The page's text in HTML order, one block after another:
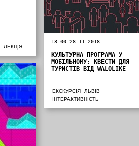
ЛЕКЦІЯ
13:00 28.11.2018
КУЛЬТУРНА ПРОГРАМА У
МОБІЛЬНОМУ: КВЕСТИ ДЛЯ
ТУРИСТІВ ВІД WALQLIKE
ЕКСКУРСІЯ
ЛЬВІВ
ІНТЕРАКТИВНІСТЬ